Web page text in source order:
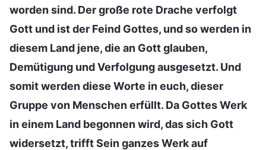
worden sind. Der große rote Drache verfolgt
Gott und ist der Feind Gottes, und so werden in
diesem Land jene, die an Gott glauben,
Demütigung und Verfolgung ausgesetzt. Und
somit werden diese Worte in euch, dieser
Gruppe von Menschen erfüllt. Da Gottes Werk
in einem Land begonnen wird, das sich Gott
widersetzt, trifft Sein ganzes Werk auf